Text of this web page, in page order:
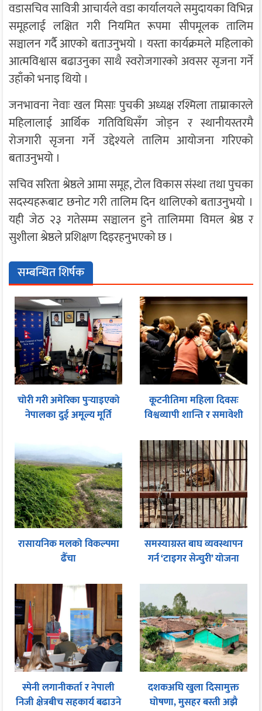
वडासचिव सावित्री आचार्यले वडा कार्यालयले समुदायका विभिन्न
समूहलाई लक्षित गरी नियमित रूपमा सीपमूलक तालिम
सञ्चालन गर्दै आएको बताउनुभयो । यस्ता कार्यक्रमले महिलाको
आत्मविश्वास बढाउनुका साथै स्वरोजगारको अवसर सृजना गर्ने
उहाँको भनाइ थियो ।
जनभावना नेवाः खल मिसाः पुचकी अध्यक्ष रश्मिला ताम्राकारले
महिलालाई आर्थिक गतिविधिसँग जोड्न र स्थानीयस्तरमै
रोजगारी सृजना गर्ने उद्देश्यले तालिम आयोजना गरिएको
बताउनुभयो ।
सचिव सरिता श्रेष्ठले आमा समूह, टोल विकास संस्था तथा पुचका
सदस्यहरूबाट छनोट गरी तालिम दिन थालिएको बताउनुभयो ।
यही जेठ २३ गतेसम्म सञ्चालन हुने तालिममा विमल श्रेष्ठ र
सुशीला श्रेष्ठले प्रशिक्षण दिइरहनुभएको छ ।
सम्बन्धित शिर्षक
चोरी गरी अमेरिका पुर्‍याइएको
नेपालका दुई अमूल्य मूर्ति
कूटनीतिमा महिला दिवसः
विश्वव्यापी शान्ति र समावेशी
सहभागितामा जोड
रासायनिक मलको विकल्पमा
ढैँचा
समस्याग्रस्त बाघ व्यवस्थापन
गर्न ‘टाइगर सेन्चुरी’ योजना
स्पेनी लगानीकर्ता र नेपाली
निजी क्षेत्रबीच सहकार्य बढाउने
दशकअघि खुला दिसामुक्त
घोषणा, मुसहर बस्ती अझै